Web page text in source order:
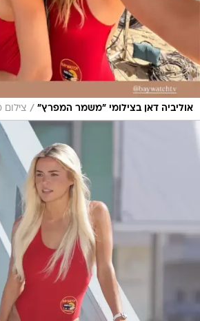
אוליביה דאן בצילומי "משמר המפרץ" / צילום